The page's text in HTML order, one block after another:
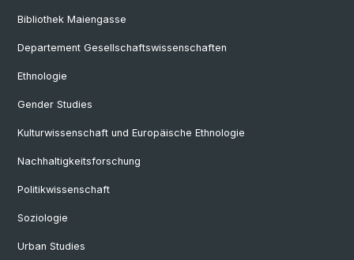
Bibliothek Maiengasse
Departement Gesellschaftswissenschaften
Ethnologie
Gender Studies
Kulturwissenschaft und Europäische Ethnologie
Nachhaltigkeitsforschung
Politikwissenschaft
Soziologie
Urban Studies